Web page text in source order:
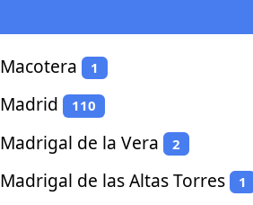
Macotera 1
Madrid 110
Madrigal de la Vera 2
Madrigal de las Altas Torres 1